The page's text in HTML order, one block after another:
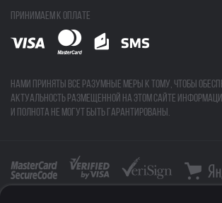
Принимаем к оплате
Нами приняты все разумные меры к тому, чтобы
актуальность размещенной на этом сайте
и полнота не могут быть гарантированы.